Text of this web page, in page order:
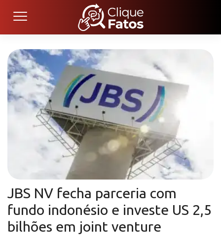
JBS NV fecha parceria com
fundo indonésio e investe US 2,5
bilhões em joint venture